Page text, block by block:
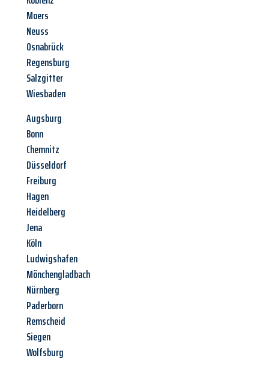
Moers
Neuss
Osnabrück
Regensburg
Salzgitter
Wiesbaden
Augsburg
Bonn
Chemnitz
Düsseldorf
Freiburg
Hagen
Heidelberg
Jena
Köln
Ludwigshafen
Mönchengladbach
Nürnberg
Paderborn
Remscheid
Siegen
Wolfsburg